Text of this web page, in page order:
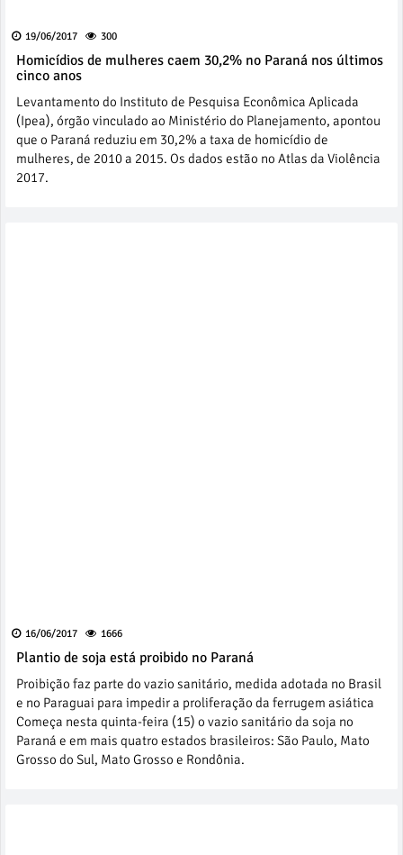
19/06/2017 300
Homicídios de mulheres caem 30,2% no Paraná nos últimos
cinco anos
Levantamento do Instituto de Pesquisa Econômica Aplicada
(Ipea), órgão vinculado ao Ministério do Planejamento, apontou
que o Paraná reduziu em 30,2% a taxa de homicídio de
mulheres, de 2010 a 2015. Os dados estão no Atlas da Violência
2017.
16/06/2017 1666
Plantio de soja está proibido no Paraná
Proibição faz parte do vazio sanitário, medida adotada no Brasil
e no Paraguai para impedir a proliferação da ferrugem asiática
Começa nesta quinta-feira (15) o vazio sanitário da soja no
Paraná e em mais quatro estados brasileiros: São Paulo, Mato
Grosso do Sul, Mato Grosso e Rondônia.